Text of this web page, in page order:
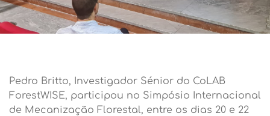
Pedro Britto, Investigador Sénior do CoLAB
ForestWISE, participou no Simpósio Internacional
de Mecanização Florestal, entre os dias 20 e 22